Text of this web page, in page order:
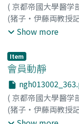
( 京都帝國大學醫学
(猪子・伊藤両教授
Issue 2, 1936,
Show more
Item
會員動靜
( 京都帝國大學醫学
(猪子・伊藤両教授
Issue 2, 1936,